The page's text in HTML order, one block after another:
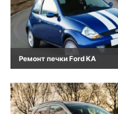
Ремонт печки Ford KA